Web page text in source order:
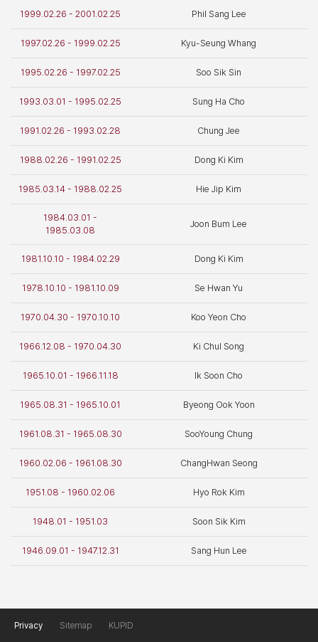
1999.02.26 - 2001.02.25 Phil Sang Lee
1997.02.26 - 1999.02.25 Kyu-Seung Whang
1995.02.26 - 1997.02.25 Soo Sik Sin
1993.03.01 - 1995.02.25 Sung Ha Cho
1991.02.26 - 1993.02.28 Chung Jee
1988.02.26 - 1991.02.25 Dong Ki Kim
1985.03.14 - 1988.02.25 Hie Jip Kim
1984.03.01 -
1985.03.08
Joon Bum Lee
1981.10.10 - 1984.02.29 Dong Ki Kim
1978.10.10 - 1981.10.09 Se Hwan Yu
1970.04.30 - 1970.10.10 Koo Yeon Cho
1966.12.08 - 1970.04.30 Ki Chul Song
1965.10.01 - 1966.11.18 Ik Soon Cho
1965.08.31 - 1965.10.01 Byeong Ook Yoon
1961.08.31 - 1965.08.30 SooYoung Chung
1960.02.06 - 1961.08.30 ChangHwan Seong
1951.08 - 1960.02.06 Hyo Rok Kim
1948.01 - 1951.03 Soon Sik Kim
1946.09.01 - 1947.12.31 Sang Hun Lee
Privacy Sitemap KUPID